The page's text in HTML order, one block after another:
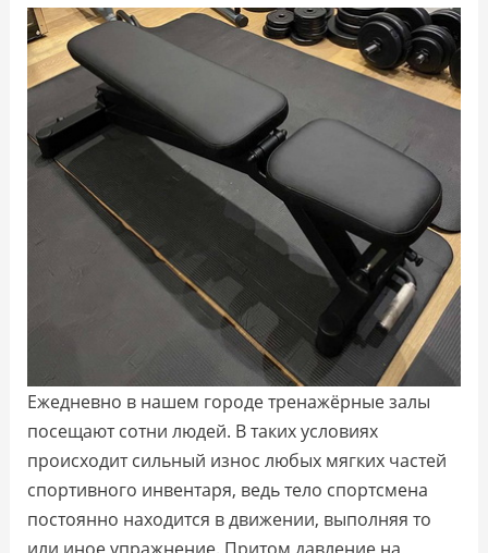
Ежедневно в нашем городе тренажёрные залы
посещают сотни людей. В таких условиях
происходит сильный износ любых мягких частей
спортивного инвентаря, ведь тело спортсмена
постоянно находится в движении, выполняя то